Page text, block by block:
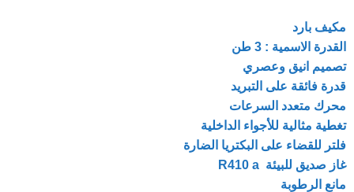
مكيف بارد
القدرة الاسمية : 3 طن
تصميم انيق وعصري
قدرة فائقة على التبريد
محرك متعدد السرعات
تغطية مثالية للأجواء الداخلية
فلتر للقضاء على البكتريا الضارة
غاز صديق للبيئة R410 a
مانع الرطوبة